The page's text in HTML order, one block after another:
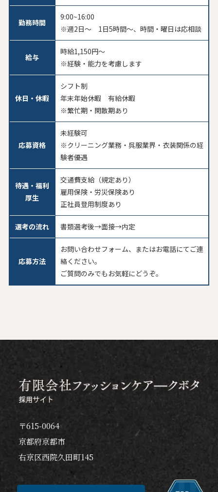
勤務時間
9:00~16:00
※週2日～ 1日5時間～、時間・曜日は応相談
給与
時給1,150円～
※経験・能力を考慮します
休日・休暇
シフト制
年末年始休暇 有給休暇
※繁忙期・閑散期あり
応募資格
未経験可
※クリーニング業務・呉服業界・衣装関係の経
験者優遇
待遇・福利
厚生
交通費支給（規定あり）
雇用保険・労災保険あり
正社員登用制度あり
選考の流れ 書類選考後→面接→内定
応募方法
お問い合わせフォーム、またはお電話にてご連
絡ください。
ご質問のみでもお気軽にどうぞ。
〒615-0064
京都府京都市
右京区西院久田町145